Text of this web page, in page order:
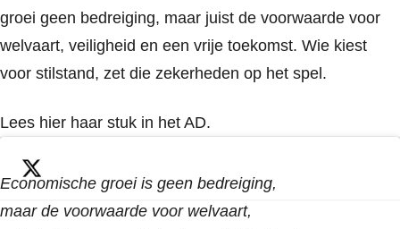
groei geen bedreiging, maar juist de voorwaarde voor
welvaart, veiligheid en een vrije toekomst. Wie kiest
voor stilstand, zet die zekerheden op het spel.
Lees hier haar stuk in het AD.
Economische groei is geen bedreiging,
maar de voorwaarde voor welvaart,